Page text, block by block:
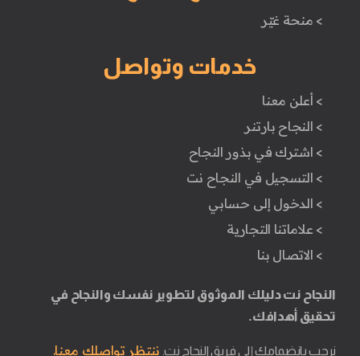
> منحة غيّر
خدمات وتواصل
> أعلن معنا
> النجاح بارتنر
> اشترك في بذور النجاح
> التسجيل في النجاح نت
> الدخول إلى حسابي
> علاماتنا التجارية
> الاتصال بنا
النجاح نت دليلك الموثوق لتطوير نفسك والنجاح في
تحقيق أهدافك.
نرحب بانضمامك إلى فريق النجاح نت. ننتظر تواصلك معنا.